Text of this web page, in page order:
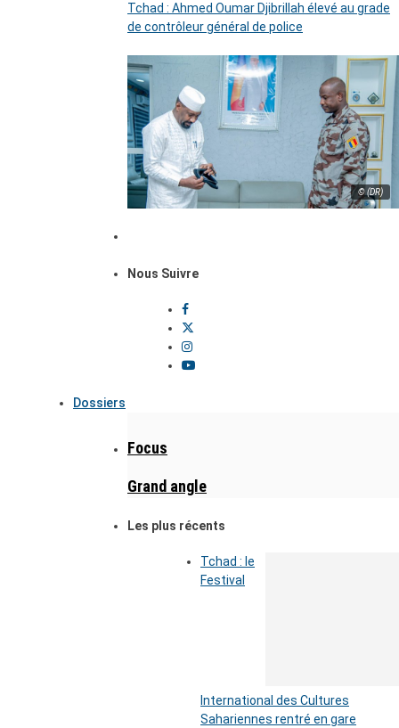
Tchad : Ahmed Oumar Djibrillah élevé au grade
de contrôleur général de police
© (DR)
Nous Suivre
Dossiers
Focus
Grand angle
Les plus récents
Tchad : le
Festival
International des Cultures
Sahariennes rentré en gare